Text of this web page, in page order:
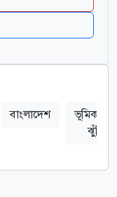
বাংলাদেশ
ঝুঁকি